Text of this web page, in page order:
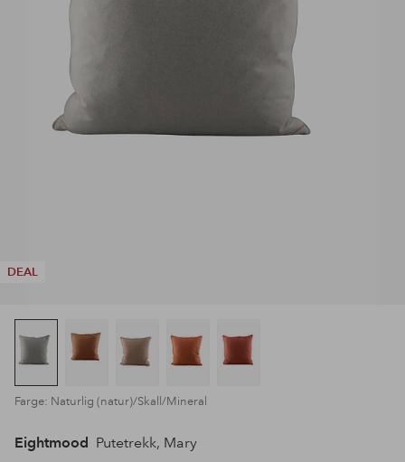
DEAL
Farge: Naturlig (natur)/Skall/Mineral
Eightmood
Putetrekk, Mary